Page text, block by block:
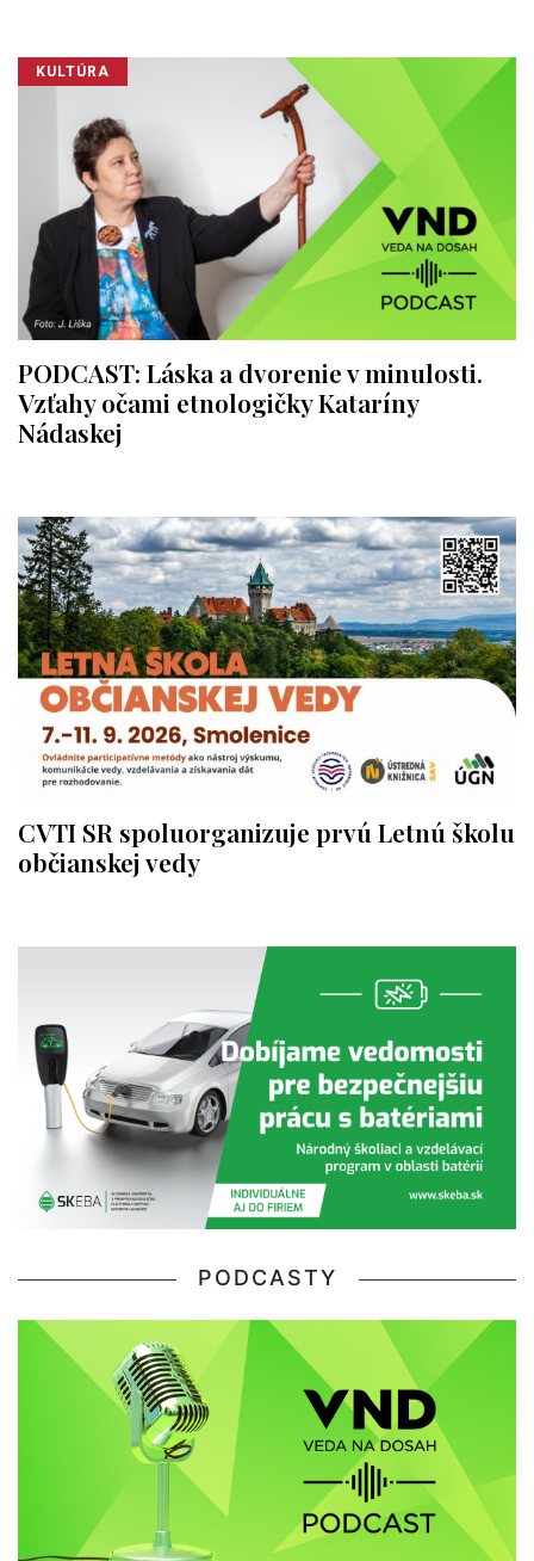
KULTÚRA
PODCAST: Láska a dvorenie v minulosti.
Vzťahy očami etnologičky Kataríny
Nádaskej
CVTI SR spoluorganizuje prvú Letnú školu
občianskej vedy
PODCASTY